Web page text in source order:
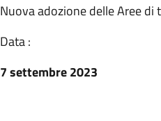
Nuova adozione delle Aree
Data :
7 settembre 2023